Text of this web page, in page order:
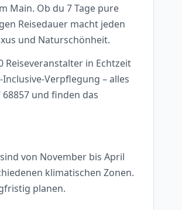
Main. Ob du 7 Tage pure
Reisedauer macht jeden
und Naturschönheit.
Reiseveranstalter in Echtzeit
Verpflegung – alles
und finden das
von November bis April
klimatischen Zonen.
planen.